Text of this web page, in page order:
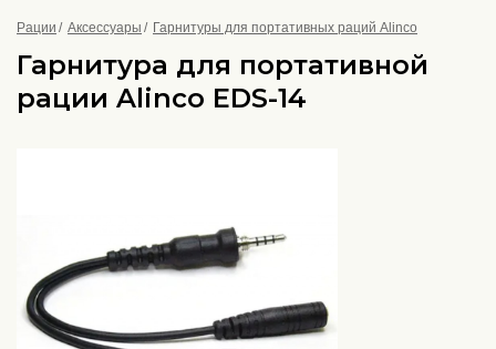
Рации Аксессуары Гарнитуры для портативных раций Alinco
Гарнитура для портативной
рации Alinco EDS-14